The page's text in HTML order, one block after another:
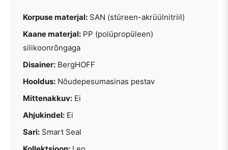
Korpuse materjal: SAN (stüreen-akrüülnitriil)
Kaane materjal: PP (polüpropüleen)
silikoonrõngaga
Disainer: BergHOFF
Hooldus: Nõudepesumasinas pestav
Mittenakkuv: Ei
Ahjukindel: Ei
Sari: Smart Seal